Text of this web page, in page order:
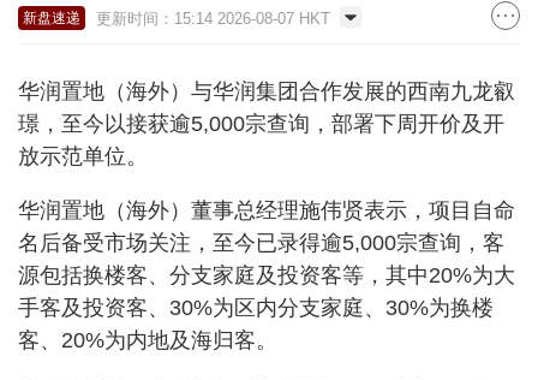
新盘速递 更新时间：15:14 2026-08-07 HKT
华润置地（海外）与华润集团合作发展的西南九龙叡
璟，至今以接获逾5,000宗查询，部署下周开价及开
放示范单位。
华润置地（海外）董事总经理施伟贤表示，项目自命
名后备受市场关注，至今已录得逾5,000宗查询，客
源包括换楼客、分支家庭及投资客等，其中20%为大
手客及投资客、30%为区内分支家庭、30%为换楼
客、20%为内地及海归客。